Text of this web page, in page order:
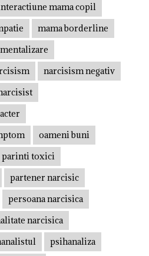
mama copil
mama borderline
mentalizare
narcisism negativ
oameni buni
parinti toxici
partener narcisic
persoana narcisica
narcisica
psihanaliza